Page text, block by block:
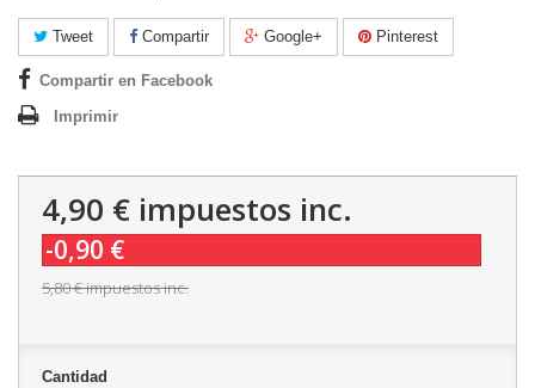
Tweet Compartir Google+ Pinterest
Compartir en Facebook
Imprimir
4,90 € impuestos inc.
-0,90 €
5,80 €impuestos inc.
Cantidad